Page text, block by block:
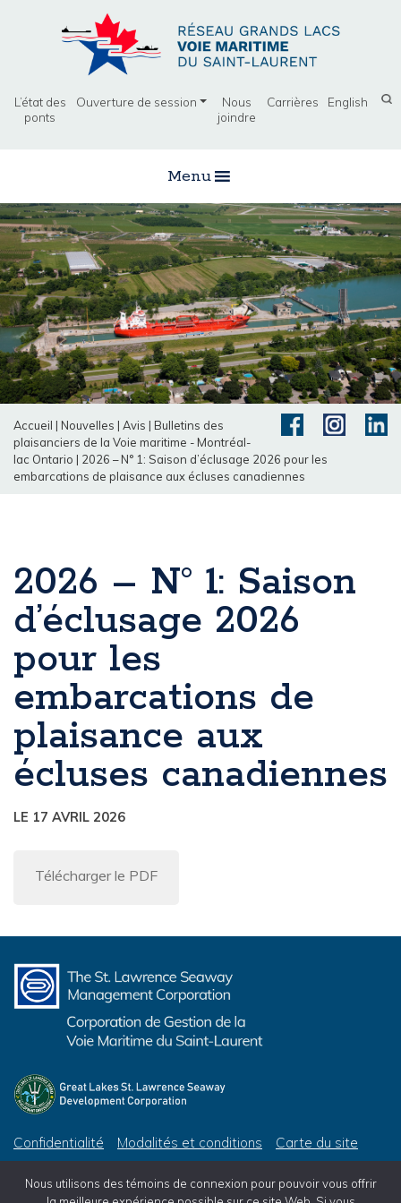
L’état des
ponts
Ouverture de session
Nous
joindre
Carrières English
Menu
Accueil | Nouvelles | Avis | Bulletins des
plaisanciers de la Voie maritime - Montréal-
lac Ontario | 2026 – N° 1: Saison d’éclusage 2026 pour les
embarcations de plaisance aux écluses canadiennes
2026 – N° 1: Saison
d’éclusage 2026
pour les
embarcations de
plaisance aux
écluses canadiennes
LE 17 AVRIL 2026
Télécharger le PDF
Confidentialité Modalités et conditions Carte du site
© 2026 Great Lakes St. Lawrence Seaway Development Corporation, All Rights Reserved
Nous utilisons des témoins de connexion pour pouvoir vous offrir